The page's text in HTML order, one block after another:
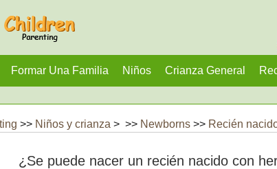
Formar Una Familia Niños Crianza General
>> Niños y crianza > >> Newborns >> Recién
¿Se puede nacer un recién nacido con